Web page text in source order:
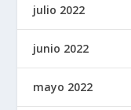
julio 2022
junio 2022
mayo 2022